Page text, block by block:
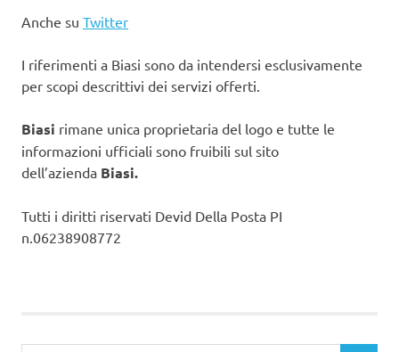
Anche su Twitter
I riferimenti a Biasi sono da intendersi esclusivamente
per scopi descrittivi dei servizi offerti.
Biasi rimane unica proprietaria del logo e tutte le
informazioni ufficiali sono fruibili sul sito
dell’azienda Biasi.
Tutti i diritti riservati Devid Della Posta PI
n.06238908772